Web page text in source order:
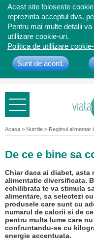
Acest site foloseste
reprezinta acceptul dvs.
Pentru mai multe detalii
utillizare cookie-uri.
Politica de utillizare
Sunt de acord.
Acasa > Nutritie > Regimul alimentar
De ce e bine sa
Chiar daca ai diabet, asta
alimentatie diversificata.
echilibrata te va stimula
alimentare, sa selectezi
produsele care sunt cu
numarul de calorii si de
pentru multa lume care
confruntandu-se cu
energie accentuata.